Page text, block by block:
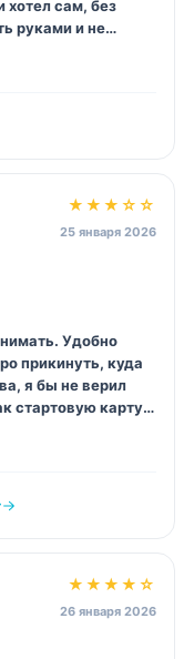
хотел сам, без
руками и не
★★★☆☆
25 января 2026
Удобно
прикинуть, куда
я бы не верил
стартовую карту,
★★★★☆
26 января 2026